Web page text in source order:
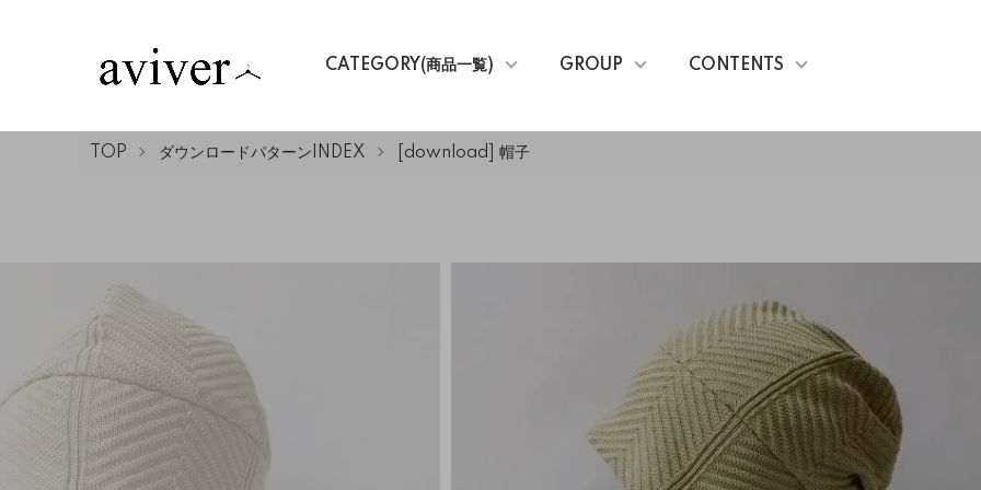
CATEGORY(商品一覧) GROUP CONTENTS
TOP ダウンロードパターンINDEX [download] 帽子